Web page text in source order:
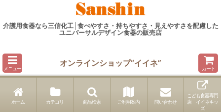
介護用食器なら三信化工│食べやすさ・持ちやすさ・見えやすさを配慮した
ユニバーサルデザイン食器の販売店
メニュー
オンラインショップ“イイネ”
カート
ホーム カテゴリ 商品検索 ご利用案内 問い合わせ
こども食器専門
店 イイネキッ
ズ